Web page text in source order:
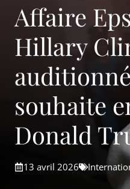
Affaire
Hillary
souhaite
Donald
13 avril 2026